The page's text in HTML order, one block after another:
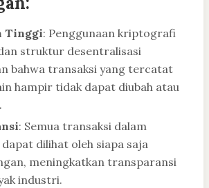
Tinggi: Penggunaan kriptografi
struktur desentralisasi
bahwa transaksi yang tercatat
hampir tidak dapat diubah atau
: Semua transaksi dalam
dilihat oleh siapa saja
meningkatkan transparansi
industri.